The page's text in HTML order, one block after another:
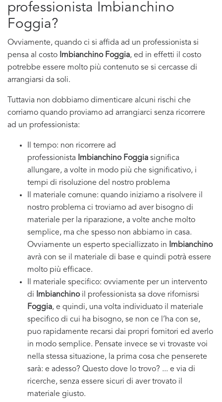
professionista Imbianchino
Foggia?
Ovviamente, quando ci si affida ad un professionista si
pensa al costo Imbianchino Foggia, ed in effetti il costo
potrebbe essere molto più contenuto se si cercasse di
arrangiarsi da soli.
Tuttavia non dobbiamo dimenticare alcuni rischi che
corriamo quando proviamo ad arrangiarci senza ricorrere
ad un professionista:
Il tempo: non ricorrere ad
professionista
Imbianchino Foggia significa
allungare, a volte in modo più che significativo, i
tempi di risoluzione del nostro problema
Il materiale comune: quando iniziamo a risolvere il
nostro problema ci troviamo ad aver bisogno di
materiale per la riparazione, a volte anche molto
semplice, ma che spesso non abbiamo in casa.
Ovviamente un esperto speciallizzato in
Imbianchino
avrà con se il materiale di base e quindi potrà essere
molto più efficace.
Il materiale specifico: ovviamente per un intervento
di
Imbianchinoil professionista sa dove rifornisrsi
Foggia, e quindi, una volta individuato il materiale
specifico di cui ha bisogno, se non ce l’ha con se,
puo rapidamente recarsi dai propri fornitori ed averlo
in modo semplice. Pensate invece se vi trovaste voi
nella stessa situazione, la prima cosa che penserete
sarà: e adesso? Questo dove lo trovo? ... e via di
ricerche, senza essere sicuri di aver trovato il
materiale giusto.